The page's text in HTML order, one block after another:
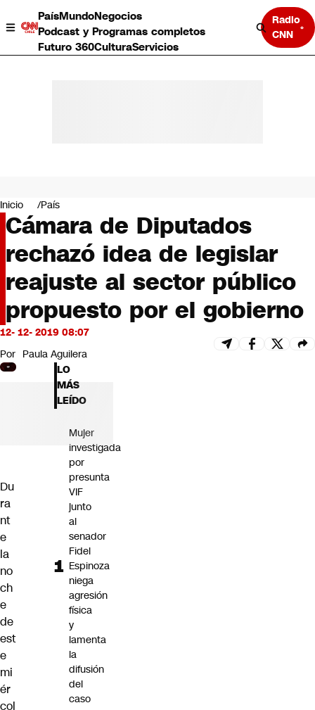
PaísMundoNegocios
Podcast y Programas completos
Futuro 360CulturaServicios
Radio
CNN
Negocios
Deportes
Programas completos
Cultura
Servicios
Bits
CNN Data
CNN tiempo
Futuro 360
Inicio País
Cámara de Diputados
rechazó idea de legislar
reajuste al sector público
propuesto por el gobierno
12- 12- 2019 08:07
Por Paula Aguilera
Du
ra
nt
e
la
no
ch
e
de
est
e
mi
ér
col
LO
MÁS
LEÍDO
Mujer
investigada
por
presunta
VIF
junto
al
senador
Fidel
Espinoza
niega
agresión
física
y
lamenta
la
difusión
del
caso